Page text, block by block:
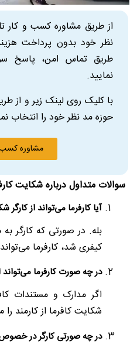
از طریق مشاوره کسب و کار
نظر خود بدون پرداخت
طریق تماس امن، پاسخ
نمایید.
با کلیک روی لینک زیر و از
حوزه مد نظر خود را انتخاب
مشاوره کسب
سوالات متداول درباره شکایت
آیا کارفرما می‌تواند از
بله. در صورتی که کارگر
کیفری شد، کارفرما
در چه صورت کارفرما
اگر مدارک و مستندات
شکایت کافرما از کارمند
در چه صورتی کارگر در